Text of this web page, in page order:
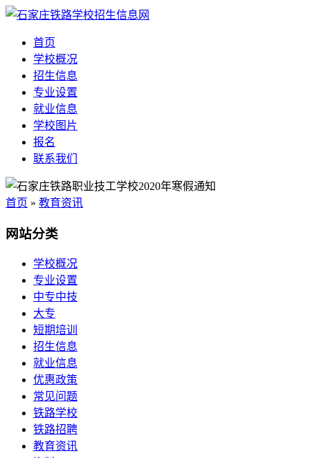
首页
学校概况
招生信息
专业设置
就业信息
学校图片
报名
联系我们
首页 » 教育资讯
网站分类
学校概况
专业设置
中专中技
大专
短期培训
招生信息
就业信息
优惠政策
常见问题
铁路学校
铁路招聘
教育资讯